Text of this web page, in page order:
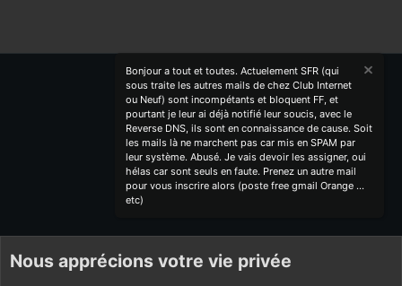
Bonjour a tout et toutes. Actuelement SFR (qui
sous traite les autres mails de chez Club Internet
ou Neuf) sont incompétants et bloquent FF, et
pourtant je leur ai déjà notifié leur soucis, avec le
Reverse DNS, ils sont en connaissance de cause. Soit
les mails là ne marchent pas car mis en SPAM par
leur système. Abusé. Je vais devoir les assigner, oui
hélas car sont seuls en faute. Prenez un autre mail
pour vous inscrire alors (poste free gmail Orange ...
etc)
Nous apprécions votre vie privée